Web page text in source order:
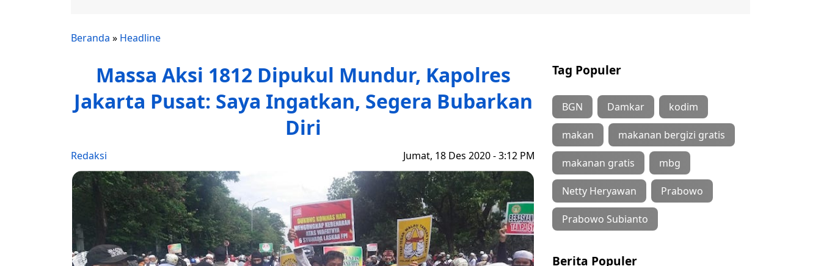
Beranda » Headline
Massa Aksi 1812 Dipukul Mundur, Kapolres
Jakarta Pusat: Saya Ingatkan, Segera Bubarkan
Diri
Redaksi Jumat, 18 Des 2020 - 3:12 PM
Tag Populer
BGN Damkar kodim
makan makanan bergizi gratis
makanan gratis mbg
Netty Heryawan Prabowo
Prabowo Subianto
Berita Populer